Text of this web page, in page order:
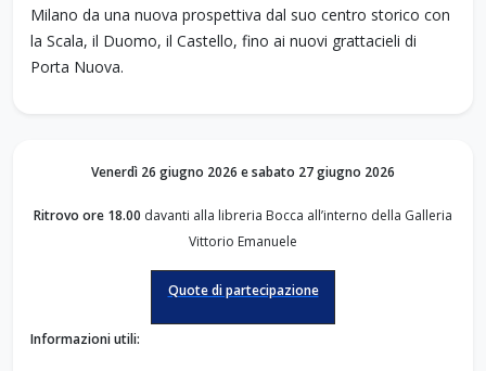
Milano da una nuova prospettiva dal suo centro storico con
la Scala, il Duomo, il Castello, fino ai nuovi grattacieli di
Porta Nuova.
Venerdì 26 giugno 2026 e sabato 27 giugno 2026
Ritrovo ore 18.00 davanti alla libreria Bocca all’interno della Galleria
Vittorio Emanuele
Quote di partecipazione
Informazioni utili: